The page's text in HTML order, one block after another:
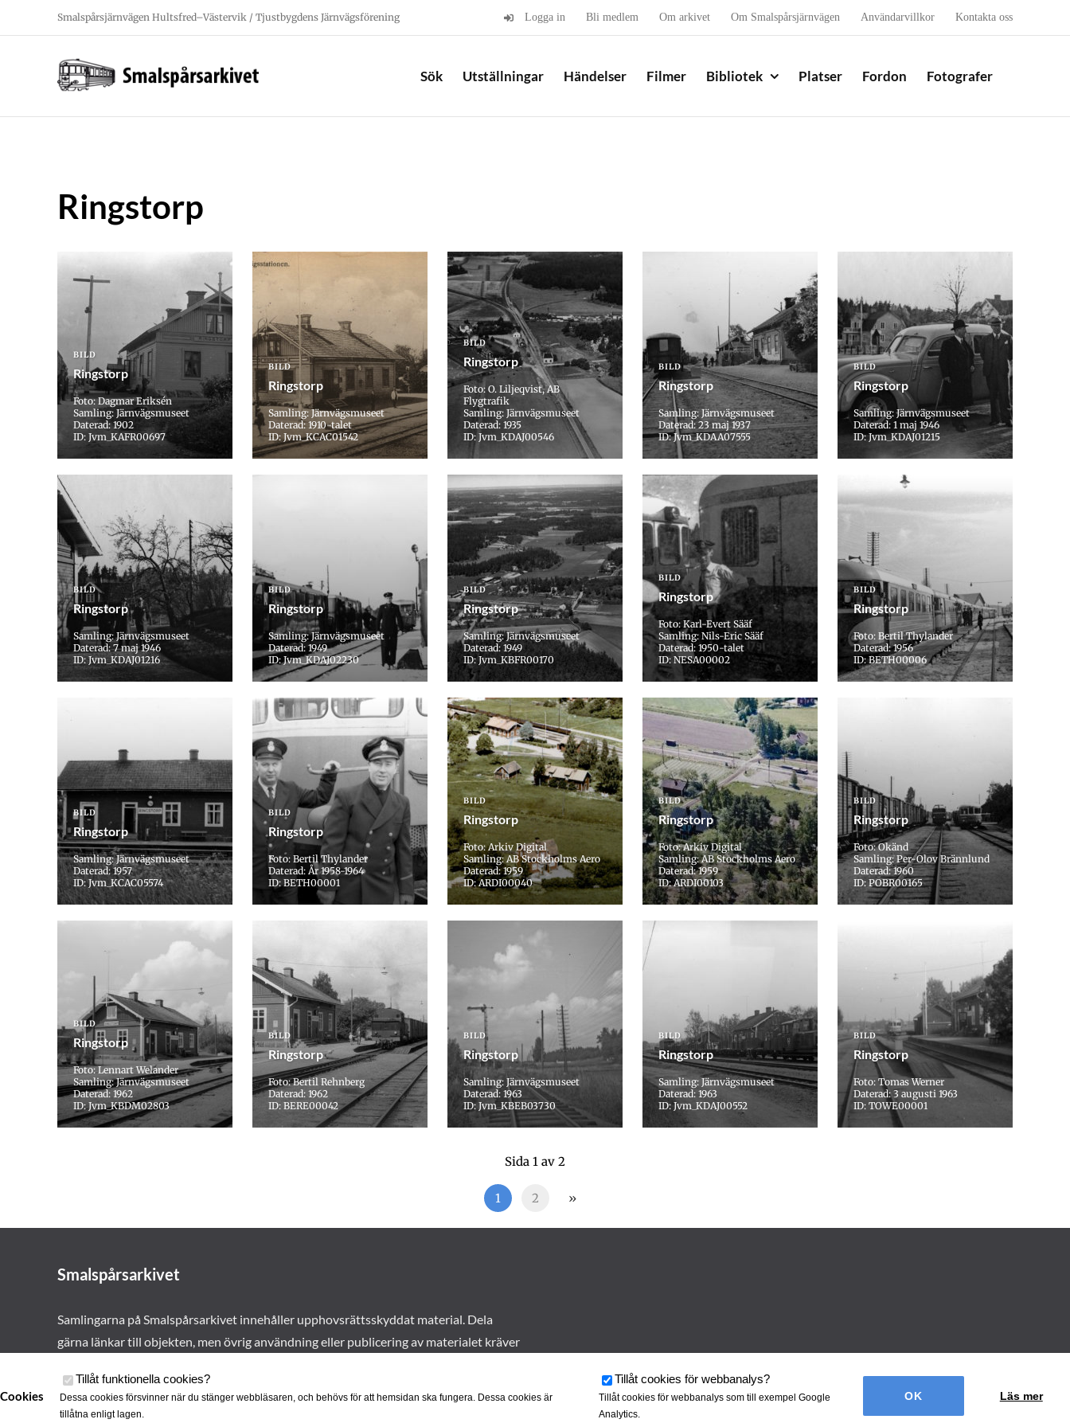
Smalspårsjärnvägen Hultsfred–Västervik / Tjustbygdens Järnvägsförening Logga in Bli medlem Om arkivet Om Smalspårsjärnvägen Användarvillkor Kontakta oss
Sök Utställningar Händelser Filmer Bibliotek Platser Fordon Fotografer
Ringstorp
BILD
Ringstorp
Foto: Dagmar Eriksén
Samling: Järnvägsmuseet
Daterad: 1902
ID: Jvm_KAFR00697
BILD
Ringstorp
Samling: Järnvägsmuseet
Daterad: 1910-talet
ID: Jvm_KCAC01542
BILD
Ringstorp
Foto: O. Liljeqvist, AB
Flygtrafik
Samling: Järnvägsmuseet
Daterad: 1935
ID: Jvm_KDAJ00546
BILD
Ringstorp
Samling: Järnvägsmuseet
Daterad: 23 maj 1937
ID: Jvm_KDAA07555
BILD
Ringstorp
Samling: Järnvägsmuseet
Daterad: 1 maj 1946
ID: Jvm_KDAJ01215
BILD
Ringstorp
Samling: Järnvägsmuseet
Daterad: 7 maj 1946
ID: Jvm_KDAJ01216
BILD
Ringstorp
Samling: Järnvägsmuseet
Daterad: 1949
ID: Jvm_KDAJ02230
BILD
Ringstorp
Samling: Järnvägsmuseet
Daterad: 1949
ID: Jvm_KBFR00170
BILD
Ringstorp
Foto: Karl-Evert Sääf
Samling: Nils-Eric Sääf
Daterad: 1950-talet
ID: NESA00002
BILD
Ringstorp
Foto: Bertil Thylander
Daterad: 1956
ID: BETH00006
BILD
Ringstorp
Samling: Järnvägsmuseet
Daterad: 1957
ID: Jvm_KCAC05574
BILD
Ringstorp
Foto: Bertil Thylander
Daterad: År 1958-1964
ID: BETH00001
BILD
Ringstorp
Foto: Arkiv Digital
Samling: AB Stockholms Aero
Daterad: 1959
ID: ARDI00040
BILD
Ringstorp
Foto: Arkiv Digital
Samling: AB Stockholms Aero
Daterad: 1959
ID: ARDI00103
BILD
Ringstorp
Foto: Okänd
Samling: Per-Olov Brännlund
Daterad: 1960
ID: POBR00165
BILD
Ringstorp
Foto: Lennart Welander
Samling: Järnvägsmuseet
Daterad: 1962
ID: Jvm_KBDM02803
BILD
Ringstorp
Foto: Bertil Rehnberg
Daterad: 1962
ID: BERE00042
BILD
Ringstorp
Samling: Järnvägsmuseet
Daterad: 1963
ID: Jvm_KBEB03730
BILD
Ringstorp
Samling: Järnvägsmuseet
Daterad: 1963
ID: Jvm_KDAJ00552
BILD
Ringstorp
Foto: Tomas Werner
Daterad: 3 augusti 1963
ID: TOWE00001
Sida 1 av 2
1 2 »
Smalspårsarkivet
Samlingarna på Smalspårsarkivet innehåller upphovsrättsskyddat material. Dela
gärna länkar till objekten, men övrig användning eller publicering av materialet kräver
Cookies
Tillåt funktionella cookies?
Dessa cookies försvinner när du stänger webbläsaren, och behövs för att hemsidan ska fungera. Dessa cookies är
tillåtna enligt lagen.
Tillåt cookies för webbanalys?
Tillåt cookies för webbanalys som till exempel Google
Analytics.
Läs mer